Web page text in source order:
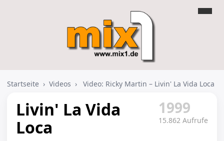
Startseite › Videos › Video: Ricky Martin – Livin' La Vida Loca
Livin' La Vida
Loca
1999
15.862 Aufrufe